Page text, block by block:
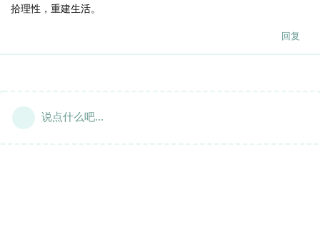
拾理性，重建生活。
回复
说点什么吧...